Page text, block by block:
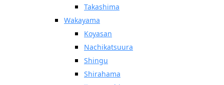
Takashima
Wakayama
Koyasan
Nachikatsuura
Shingu
Shirahama